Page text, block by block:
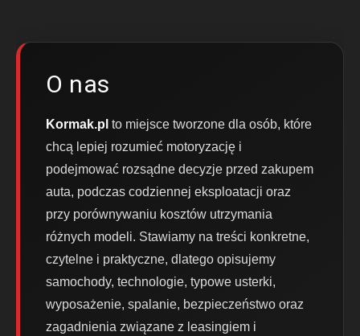
O nas
Kormak.pl to miejsce tworzone dla osób, które
chcą lepiej rozumieć motoryzację i
podejmować rozsądne decyzje przed zakupem
auta, podczas codziennej eksploatacji oraz
przy porównywaniu kosztów utrzymania
różnych modeli. Stawiamy na treści konkretne,
czytelne i praktyczne, dlatego opisujemy
samochody, technologie, typowe usterki,
wyposażenie, spalanie, bezpieczeństwo oraz
zagadnienia związane z leasingiem i